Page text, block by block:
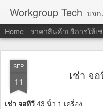
Workgroup Tech บจก.เวิร์คกรุ๊ป เทค
Home ราคาสินค้าบริการให้เ
SEP
11 เช่า จ
เช่า จอทีวี 43 นิ้ว 1 เครื่อง